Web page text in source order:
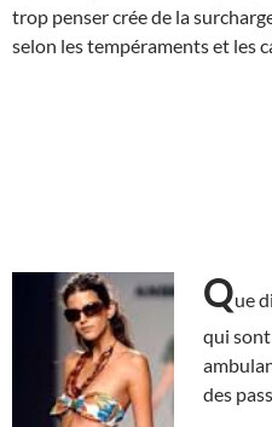
trop penser crée de la
selon les tempéraments et les
Que
qui
des